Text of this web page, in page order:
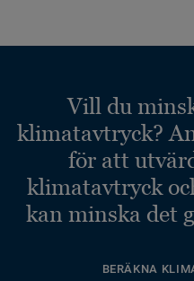
Vill du
klimatavtryck?
för att
klimatavtryck
kan minska det
BERÄKNA